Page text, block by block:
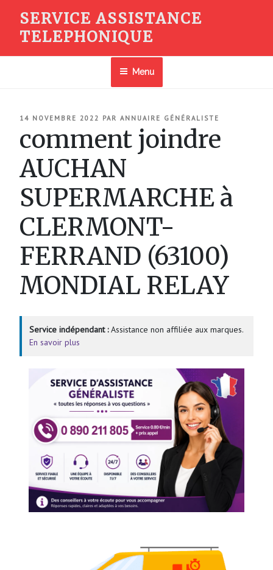
contenu
SERVICE ASSISTANCE
TELEPHONIQUE
Menu
PUBLIÉ
14 NOVEMBRE 2022 PAR ANNUAIRE GÉNÉRALISTE
comment joindre
AUCHAN
SUPERMARCHE à
CLERMONT-
FERRAND (63100)
MONDIAL RELAY
Service indépendant :Assistance non affiliée aux marques.
En savoir plus